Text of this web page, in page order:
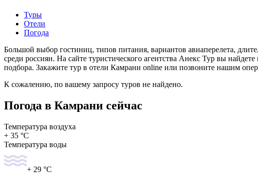
Туры
Отели
Погода
Большой выбор гостиниц, типов питания, вариантов авиаперелета,
среди россиян. На сайте туристического агентства Анекс Тур вы
подбора. Закажите тур в отели Камрани online или позвоните нашим
К сожалению, по вашему запросу туров не найдено.
Погода в Камрани сейчас
Температура воздуха
+ 35 °C
Температура воды
+ 29 °C